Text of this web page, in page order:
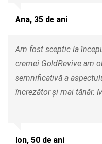
Ana, 35 de ani
Am fost sceptic la
cremei GoldRevive am
semnificativă a
încrezător și mai tânăr.
Ion, 50 de ani